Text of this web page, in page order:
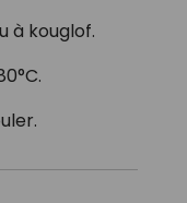
à kouglof.